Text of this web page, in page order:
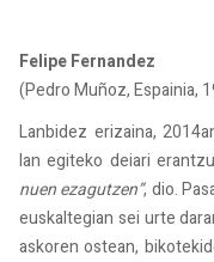
Felipe Fernandez
(Pedro Muñoz, Espainia,
Lanbidez erizaina,
lan egiteko deiari
nuen ezagutzen”, dio.
euskaltegian sei urte
askoren ostean,